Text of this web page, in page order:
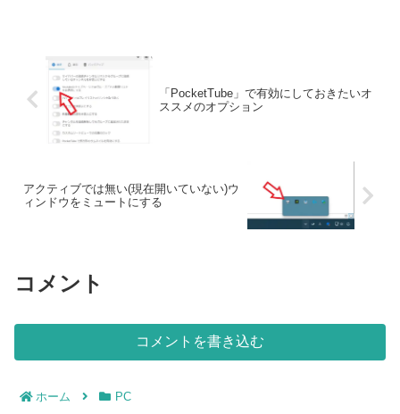
「PocketTube」で有効にしておきたいオ
ススメのオプション
アクティブでは無い(現在開いていない)ウ
ィンドウをミュートにする
コメント
コメントを書き込む
ホーム PC